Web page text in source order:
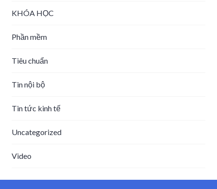
KHÓA HỌC
Phần mềm
Tiêu chuẩn
Tin nội bộ
Tin tức kinh tế
Uncategorized
Video